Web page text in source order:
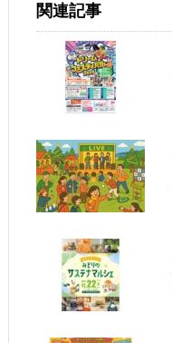
関連記事